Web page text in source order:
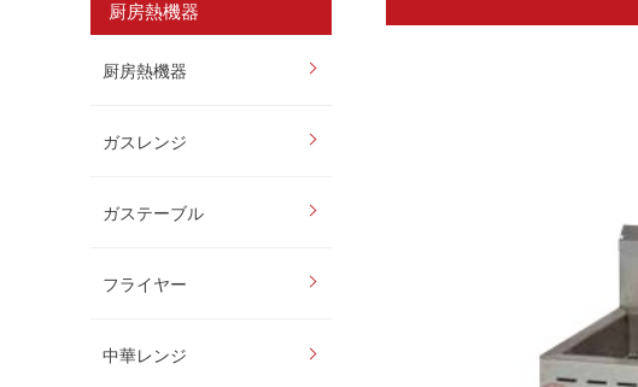
厨房熱機器
厨房熱機器
ガスレンジ
ガステーブル
フライヤー
中華レンジ